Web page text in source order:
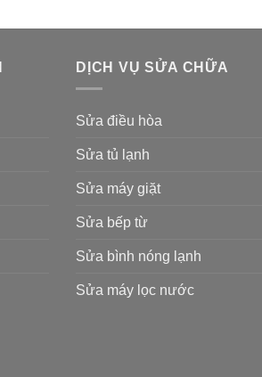
DỊCH VỤ SỬA CHỮA
Sửa điều hòa
Sửa tủ lạnh
Sửa máy giặt
Sửa bếp từ
Sửa bình nóng lạnh
Sửa máy lọc nước